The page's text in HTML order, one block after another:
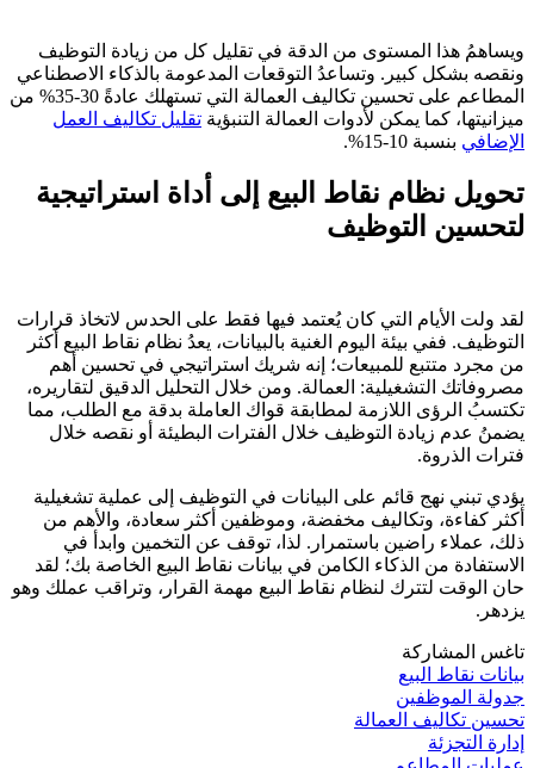
ويساهمُ هذا المستوى من الدقة في تقليل كل من زيادة التوظيف
ونقصه بشكل كبير. وتساعدُ التوقعات المدعومة بالذكاء الاصطناعي
المطاعم على تحسين تكاليف العمالة التي تستهلك عادةً 30-35% من
ميزانيتها، كما يمكن لأدوات العمالة التنبؤية تقليل تكاليف العمل
الإضافي بنسبة 10-15%.
تحويل نظام نقاط البيع إلى أداة استراتيجية
لتحسين التوظيف
لقد ولت الأيام التي كان يُعتمد فيها فقط على الحدس لاتخاذ قرارات
التوظيف. ففي بيئة اليوم الغنية بالبيانات، يعدُ نظام نقاط البيع أكثر
من مجرد متتبع للمبيعات؛ إنه شريك استراتيجي في تحسين أهم
مصروفاتك التشغيلية: العمالة. ومن خلال التحليل الدقيق لتقاريره،
تكتسبُ الرؤى اللازمة لمطابقة قواك العاملة بدقة مع الطلب، مما
يضمنُ عدم زيادة التوظيف خلال الفترات البطيئة أو نقصه خلال
فترات الذروة.
يؤدي تبني نهج قائم على البيانات في التوظيف إلى عملية تشغيلية
أكثر كفاءة، وتكاليف مخفضة، وموظفين أكثر سعادة، والأهم من
ذلك، عملاء راضين باستمرار. لذا، توقف عن التخمين وابدأ في
الاستفادة من الذكاء الكامن في بيانات نقاط البيع الخاصة بك؛ لقد
حان الوقت لتترك لنظام نقاط البيع مهمة القرار، وتراقب عملك وهو
يزدهر.
تاغس المشاركة
بيانات نقاط البيع
جدولة الموظفين
تحسين تكاليف العمالة
إدارة التجزئة